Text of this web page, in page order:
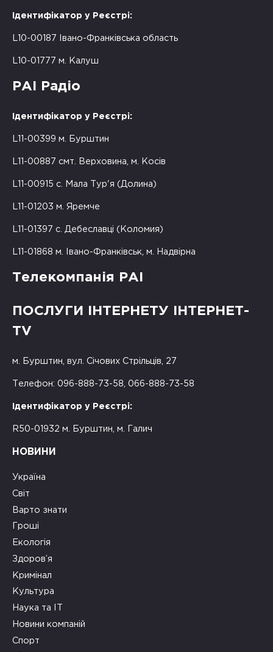
Ідентифікатор у Реєстрі:
L10-00187 Івано-Франківська область
L10-01777 м. Калуш
РАІ Радіо
Ідентифікатор у Реєстрі:
L11-00399 м. Бурштин
L11-00887 смт. Верховина, м. Косів
L11-00915 с. Мала Тур'я (Долина)
L11-01203 м. Яремче
L11-01397 с. Дебеславці (Коломия)
L11-01868 м. Івано-Франківськ, м. Надвірна
Телекомпанія РАІ
ПОСЛУГИ ІНТЕРНЕТУ ІНТЕРНЕТ-
TV
м. Бурштин, вул. Січових Стрільців, 27
Телефон: 096-888-73-58, 066-888-73-58
Ідентифікатор у Реєстрі:
R50-01932 м. Бурштин, м. Галич
НОВИНИ
Україна
Світ
Варто знати
Гроші
Екологія
Здоров’я
Кримінал
Культура
Наука та ІТ
Новини компаній
Спорт